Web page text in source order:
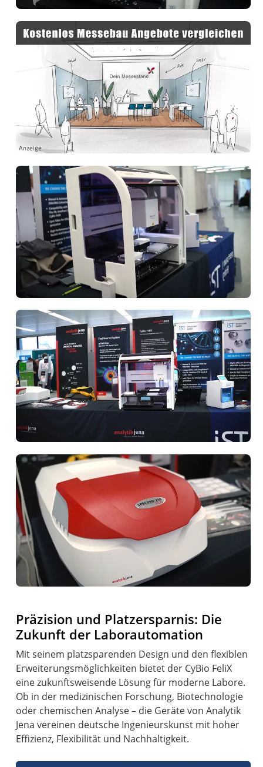
Präzision und Platzersparnis: Die
Zukunft der Laborautomation
Mit seinem platzsparenden Design und den flexiblen
Erweiterungsmöglichkeiten bietet der CyBio FeliX
eine zukunftsweisende Lösung für moderne Labore.
Ob in der medizinischen Forschung, Biotechnologie
oder chemischen Analyse – die Geräte von Analytik
Jena vereinen deutsche Ingenieurskunst mit hoher
Effizienz, Flexibilität und Nachhaltigkeit.